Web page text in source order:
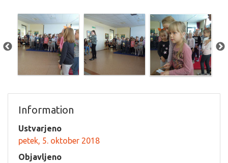
Information
Ustvarjeno
petek, 5. oktober 2018
Objavljeno